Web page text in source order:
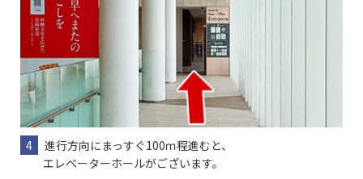
4
進行方向にまっすぐ100ｍ程進むと、
エレベーターホールがございます。